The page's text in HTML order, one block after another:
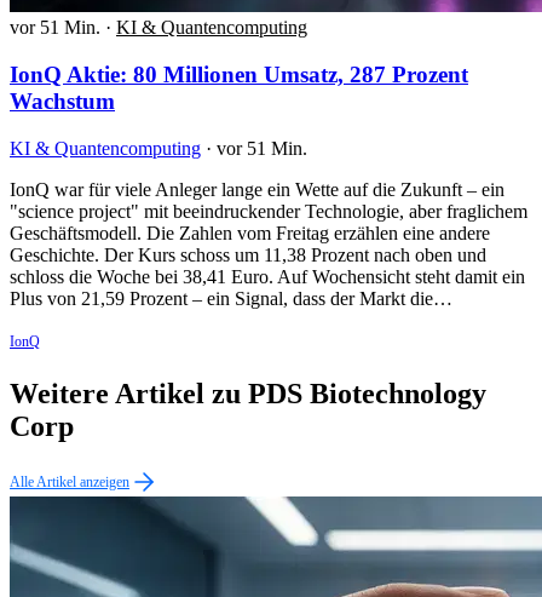
vor 51 Min. · KI & Quantencomputing
IonQ Aktie: 80 Millionen Umsatz, 287 Prozent
Wachstum
KI & Quantencomputing · vor 51 Min.
IonQ war für viele Anleger lange ein Wette auf die Zukunft – ein
"science project" mit beeindruckender Technologie, aber fraglichem
Geschäftsmodell. Die Zahlen vom Freitag erzählen eine andere
Geschichte. Der Kurs schoss um 11,38 Prozent nach oben und
schloss die Woche bei 38,41 Euro. Auf Wochensicht steht damit ein
Plus von 21,59 Prozent – ein Signal, dass der Markt die…
IonQ
Weitere Artikel zu PDS Biotechnology
Corp
Alle Artikel anzeigen